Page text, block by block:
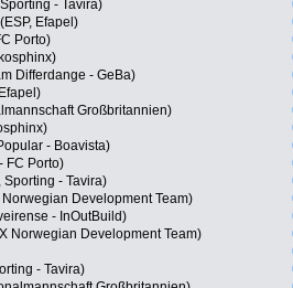
- Tavira)
Efapel)
Porto)
Differdange - GeBa)
Großbritannien)
- Boavista)
FC Porto)
Sporting - Tavira)
Development Team)
- InOutBuild)
Norwegian Development Team)
- Tavira)